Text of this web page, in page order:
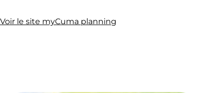
Voir le site myCuma planning